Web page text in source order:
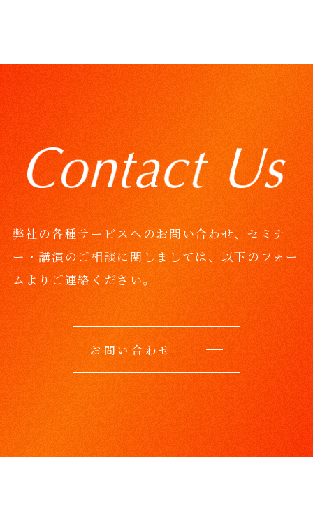
弊社の各種サービスへのお問い合わせ、セミナ
ー・講演のご相談に関しましては、 以下のフォー
ムよりご連絡ください。
お問い合わせ